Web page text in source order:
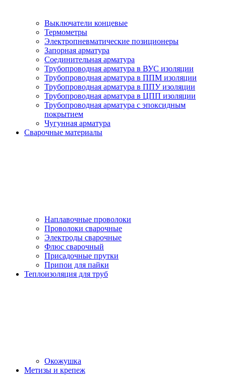
Выключатели концевые
Термометры
Электропневматические позиционеры
Запорная арматура
Соединительная арматура
Трубопроводная арматура в ВУС изоляции
Трубопроводная арматура в ППМ изоляции
Трубопроводная арматура в ППУ изоляции
Трубопроводная арматура в ЦПП изоляции
Трубопроводная арматура с эпоксидным
покрытием
Чугунная арматура
Сварочные материалы
Наплавочные проволоки
Проволоки сварочные
Электроды сварочные
Флюс сварочный
Присадочные прутки
Припои для пайки
Теплоизоляция для труб
Окожушка
Метизы и крепеж